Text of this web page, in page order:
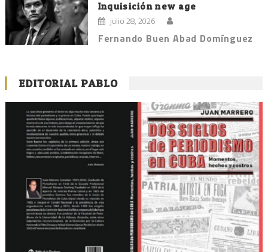
Inquisición new age
julio 28, 2026
Fernando Buen Abad Domínguez
EDITORIAL PABLO